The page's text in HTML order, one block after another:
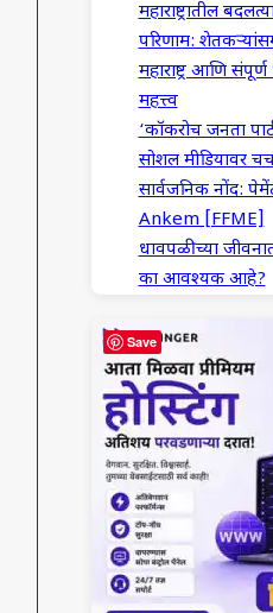
महाराष्ट्रातील
परिणाम:
महाराष्ट्र आणि
महत्त्व
‘कॉकरोच जनता
सोशल मीडियावर
सार्वजनिक नोंद:
Ankem [FFME]
धावपळीच्या
का आवश्यक आहे?
Save